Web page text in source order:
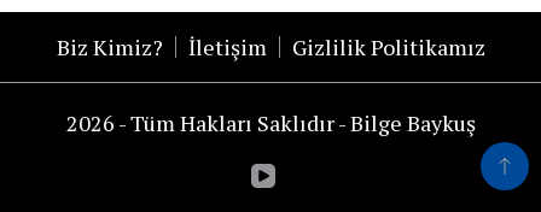
Biz Kimiz? İletişim Gizlilik Politikamız
2026 - Tüm Hakları Saklıdır - Bilge Baykuş